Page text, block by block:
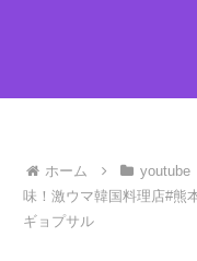
ホーム youtube
味！激ウマ韓国料理店#熊
ギョプサル